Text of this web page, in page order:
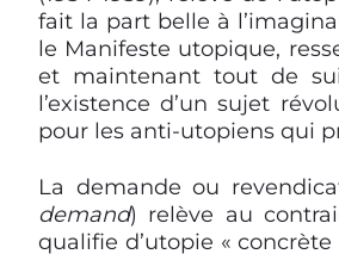
fait la part belle à
le Manifeste utopique,
et maintenant tout de
l’existence d’un sujet
pour les anti-utopiens qui
La demande ou
demand) relève au
qualifie d’utopie «